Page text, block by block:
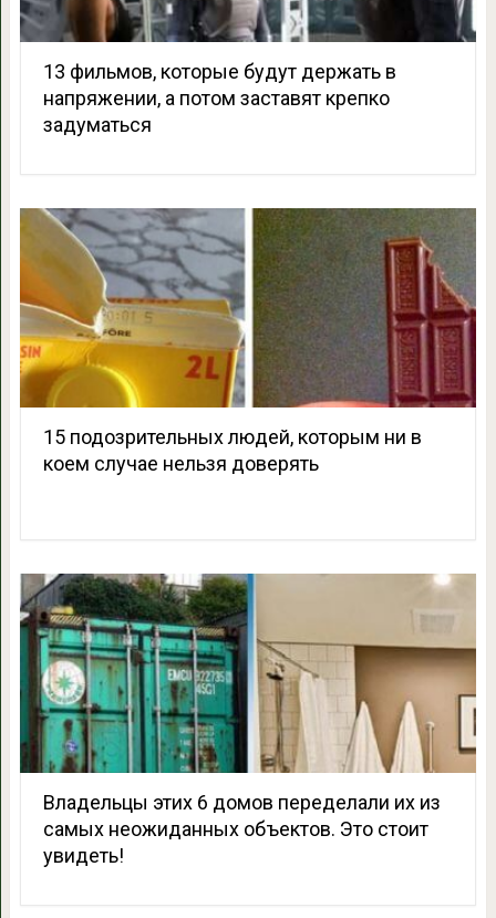
13 фильмов, которые будут держать в
напряжении, а потом заставят крепко
задуматься
15 подозрительных людей, которым ни в
коем случае нельзя доверять
Владельцы этих 6 домов переделали их из
самых неожиданных объектов. Это стоит
увидеть!